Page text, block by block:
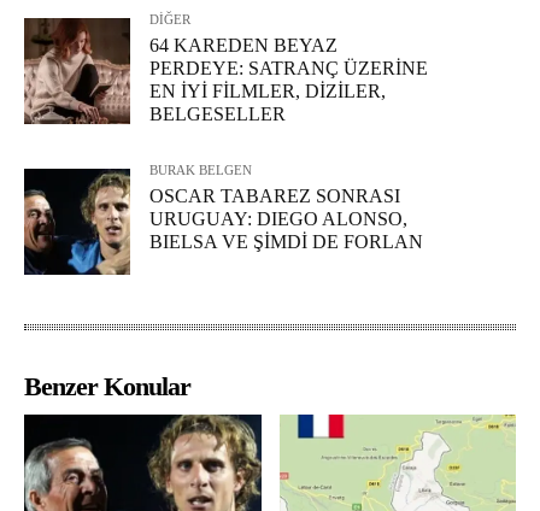
DİĞER
64 KAREDEN BEYAZ
PERDEYE: SATRANÇ ÜZERİNE
EN İYİ FİLMLER, DİZİLER,
BELGESELLER
BURAK BELGEN
OSCAR TABAREZ SONRASI
URUGUAY: DIEGO ALONSO,
BIELSA VE ŞİMDİ DE FORLAN
Benzer Konular